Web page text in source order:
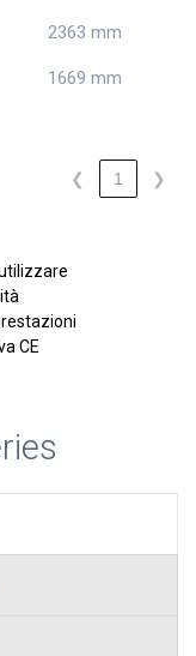
2363 mm
1669 mm
❮ 1 ❯
CE